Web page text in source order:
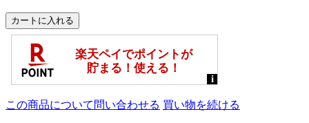
この商品について問い合わせる 買い物を続ける